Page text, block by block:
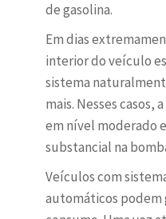
de gasolina.
Em dias
interior do veículo
sistema
mais. Nesses casos,
em nível moderado
substancial na
Veículos com
automáticos podem